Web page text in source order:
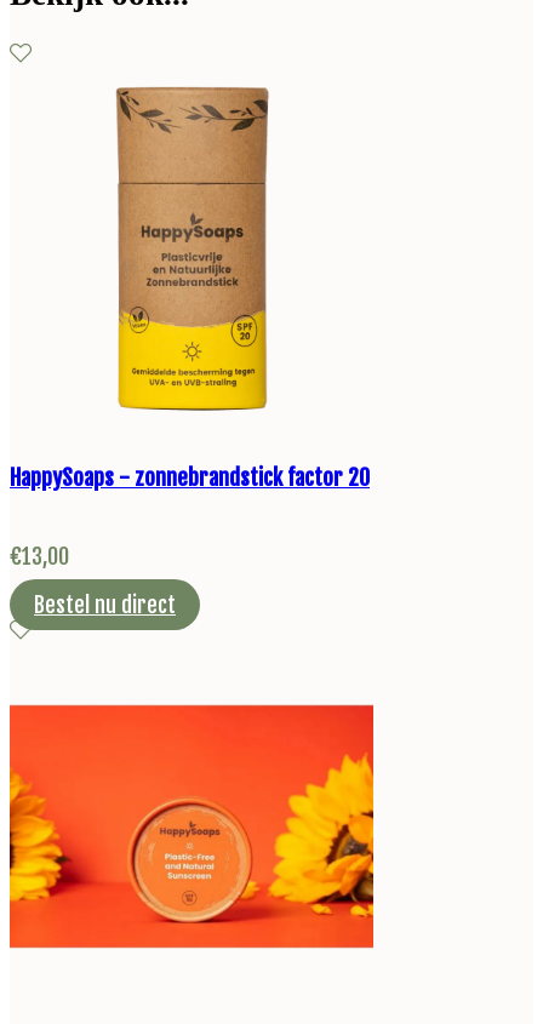
HappySoaps - zonnebrandstick factor 20
€13,00
Bestel nu direct